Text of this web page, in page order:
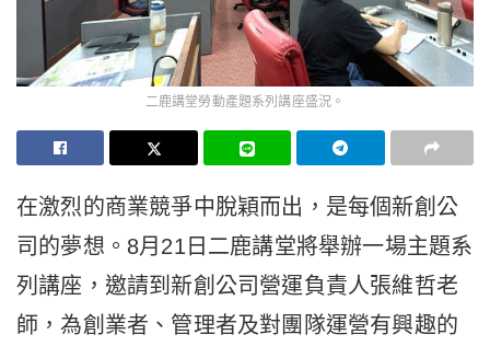
二鹿講堂勞動產題系列講座盛況。
在激烈的商業競爭中脫穎而出，是每個新創公
司的夢想。8月21日二鹿講堂將舉辦一場主題系
列講座，邀請到新創公司營運負責人張維哲老
師，為創業者、管理者及對團隊運營有興趣的